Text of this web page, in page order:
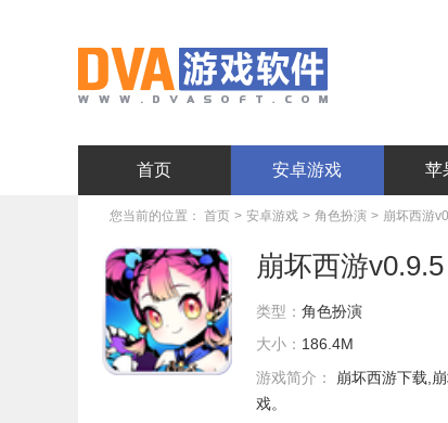
首页 安卓游戏 苹
您当前的位置： 首页 > 安卓游戏 > 角色扮演 > 崩坏西游
崩坏西游v0.9.5
类型： 角色扮演
大小： 186.4M
游戏简介：
崩坏西游下载,
戏。